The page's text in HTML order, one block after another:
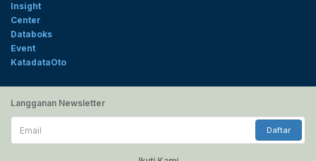
Insight
Center
Databoks
Event
KatadataOto
Langganan Newsletter
Email
Daftar